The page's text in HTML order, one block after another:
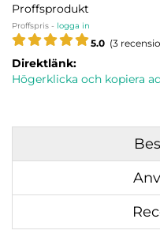
Proffsprodukt
Proffspris - logga in
5.0 (3
Direktlänk:
Högerklicka och kopiera